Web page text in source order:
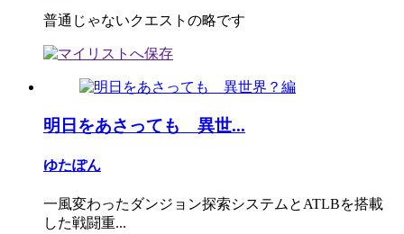
普通じゃないクエストの略です
明日をあさっても 異世...
ゆたぽん
一風変わったダンジョン探索システムとATLBを搭載
した戦闘重...